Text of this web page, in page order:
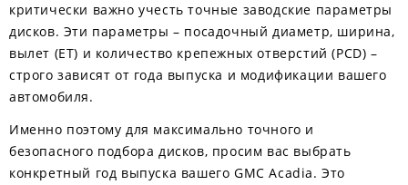
критически важно учесть точные заводские параметры
дисков. Эти параметры – посадочный диаметр, ширина,
вылет (ET) и количество крепежных отверстий (PCD) –
строго зависят от года выпуска и модификации вашего
автомобиля.
Именно поэтому для максимально точного и
безопасного подбора дисков, просим вас выбрать
конкретный год выпуска вашего GMC Acadia. Это